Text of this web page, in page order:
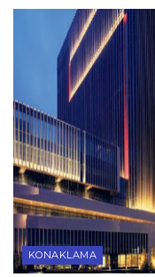
KONAKLAMA